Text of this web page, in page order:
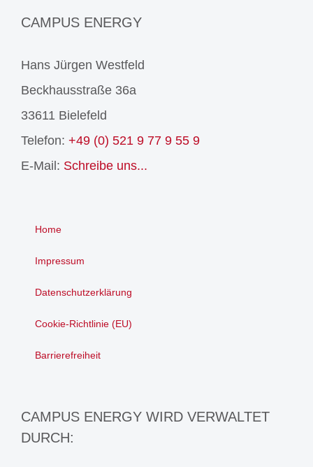
CAMPUS ENERGY
Hans Jürgen Westfeld
Beckhausstraße 36a
33611 Bielefeld
Telefon: +49 (0) 521 9 77 9 55 9
E-Mail: Schreibe uns...
Home
Impressum
Datenschutzerklärung
Cookie-Richtlinie (EU)
Barrierefreiheit
CAMPUS ENERGY WIRD VERWALTET
DURCH: